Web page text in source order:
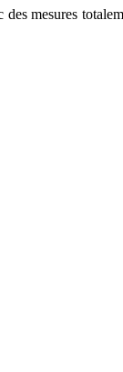
mesures